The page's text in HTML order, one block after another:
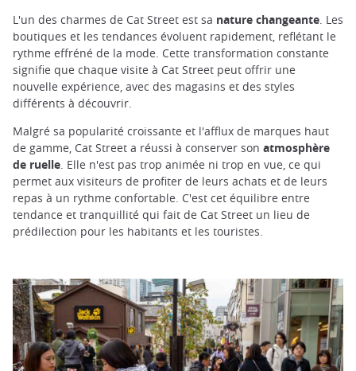
L'un des charmes de Cat Street est sa nature changeante . Les
boutiques et les tendances évoluent rapidement, reflétant le
rythme effréné de la mode. Cette transformation constante
signifie que chaque visite à Cat Street peut offrir une
nouvelle expérience, avec des magasins et des styles
différents à découvrir.
Malgré sa popularité croissante et l'afflux de marques haut
de gamme, Cat Street a réussi à conserver son atmosphère
de ruelle . Elle n'est pas trop animée ni trop en vue, ce qui
permet aux visiteurs de profiter de leurs achats et de leurs
repas à un rythme confortable. C'est cet équilibre entre
tendance et tranquillité qui fait de Cat Street un lieu de
prédilection pour les habitants et les touristes.